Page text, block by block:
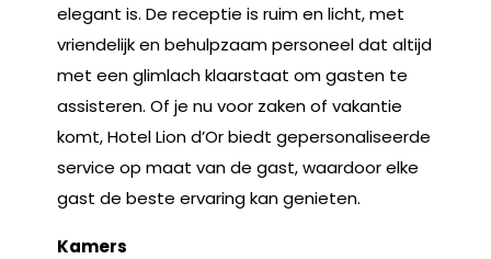
elegant is. De receptie is ruim en licht, met
vriendelijk en behulpzaam personeel dat altijd
met een glimlach klaarstaat om gasten te
assisteren. Of je nu voor zaken of vakantie
komt, Hotel Lion d’Or biedt gepersonaliseerde
service op maat van de gast, waardoor elke
gast de beste ervaring kan genieten.
Kamers